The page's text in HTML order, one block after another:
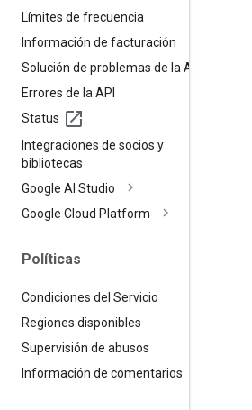
Límites de frecuencia
Información de facturación
Solución de problemas de la API
Errores de la API
Status
Integraciones de socios y
bibliotecas
Google AI Studio
Google Cloud Platform
Políticas
Condiciones del Servicio
Regiones disponibles
Supervisión de abusos
Información de comentarios